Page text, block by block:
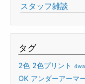
スタッフ雑談
タグ
2色 2色プリント
OK アンダーアーマ